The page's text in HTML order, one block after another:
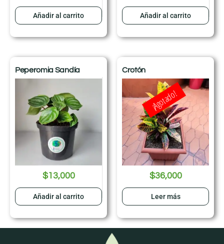
Añadir al carrito Añadir al carrito
Peperomia Sandía
$13,000
Añadir al carrito
Crotón
$36,000
Leer más
¡Agotado!